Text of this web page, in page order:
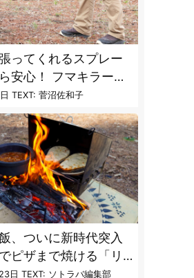
ってくれるスプレー
フマキラーに
の虫撃退グッズ
ャンプサイトで使う
TEXT: 菅沼佐和子
、ついに新時代突入
ピザまで焼ける「リ
オーブン」がスゴす
日 TEXT: ソトラバ編集部